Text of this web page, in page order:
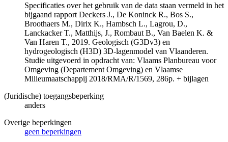
Specificaties over het gebruik van de data staan vermeld in het
bijgaand rapport Deckers J., De Koninck R., Bos S.,
Broothaers M., Dirix K., Hambsch L., Lagrou, D.,
Lanckacker T., Matthijs, J., Rombaut B., Van Baelen K. &
Van Haren T., 2019. Geologisch (G3Dv3) en
hydrogeologisch (H3D) 3D-lagenmodel van Vlaanderen.
Studie uitgevoerd in opdracht van: Vlaams Planbureau voor
Omgeving (Departement Omgeving) en Vlaamse
Milieumaatschappij 2018/RMA/R/1569, 286p. + bijlagen
(Juridische) toegangsbeperking
anders
Overige beperkingen
geen beperkingen